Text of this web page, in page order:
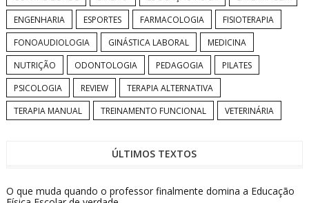
ENGENHARIA
ESPORTES FARMACOLOGIA
FISIOTERAPIA
FONOAUDIOLOGIA
GINÁSTICA LABORAL
MEDICINA
NUTRIÇÃO
ODONTOLOGIA PEDAGOGIA
PILATES
PSICOLOGIA
REVIEW
TERAPIA ALTERNATIVA
TERAPIA MANUAL
TREINAMENTO FUNCIONAL VETERINÁRIA
ÚLTIMOS TEXTOS
O que muda quando o professor finalmente domina a Educação